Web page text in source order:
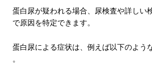
蛋白尿が疑われる場合、尿検査や詳しい
で原因を特定できます。
蛋白尿による症状は、例えば以下のよう
。